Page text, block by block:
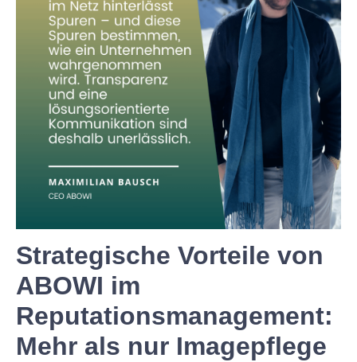
Strategische Vorteile von
ABOWI im
Reputationsmanagement:
Mehr als nur Imagepflege